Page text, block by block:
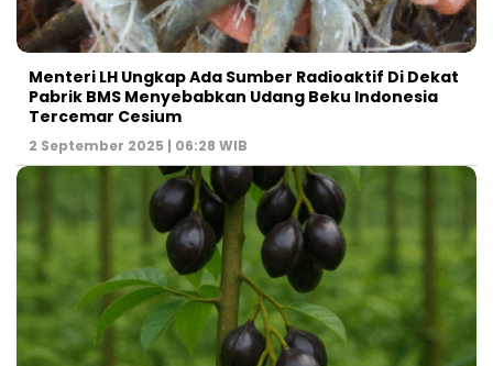
Menteri LH Ungkap Ada Sumber Radioaktif Di Dekat
Pabrik BMS Menyebabkan Udang Beku Indonesia
Tercemar Cesium
2 September 2025 | 06:28 WIB